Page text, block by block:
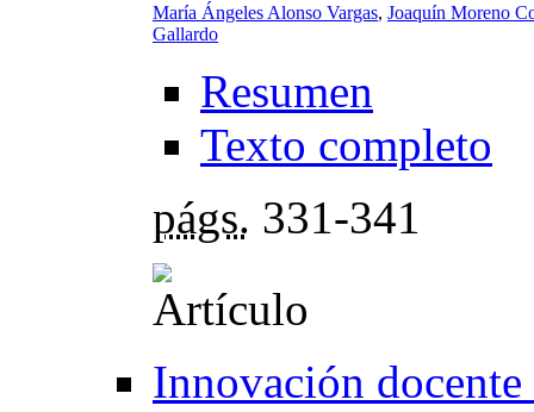
María Ángeles Alonso Vargas, Joaquín Moreno
Gallardo
Resumen
Texto completo
págs. 331-341
Innovación